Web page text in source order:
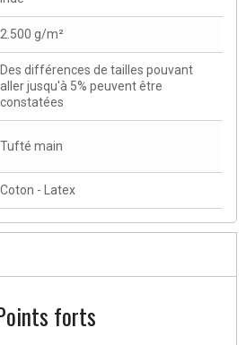
2.500 g/m²
Des différences de tailles pouvant
aller jusqu'à 5% peuvent être
constatées
Tufté main
Coton - Latex
forts